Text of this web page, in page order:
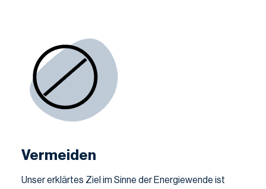
Vermeiden
Unser erklärtes Ziel im Sinne der Energiewende ist